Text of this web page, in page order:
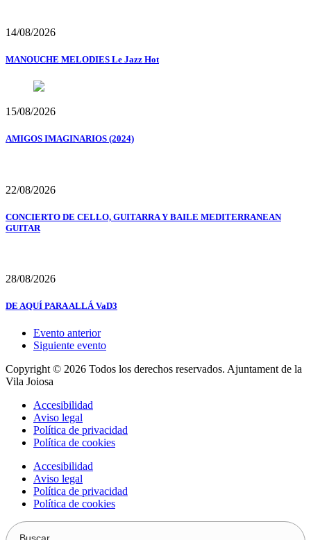
14/08/2026
MANOUCHE MELODIES Le Jazz Hot
15/08/2026
AMIGOS IMAGINARIOS (2024)
22/08/2026
CONCIERTO DE CELLO, GUITARRA Y BAILE MEDITERRANEAN
GUITAR
28/08/2026
DE AQUÍ PARA ALLÁ VaD3
Evento anterior
Siguiente evento
Copyright © 2026 Todos los derechos reservados. Ajuntament de la
Vila Joiosa
Accesibilidad
Aviso legal
Política de privacidad
Política de cookies
Accesibilidad
Aviso legal
Política de privacidad
Política de cookies